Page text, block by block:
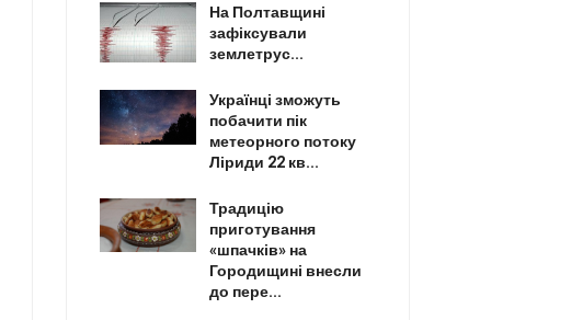
На Полтавщині
зафіксували
землетрус...
Українці зможуть
побачити пік
метеорного потоку
Ліриди 22 кв...
Традицію
приготування
«шпачків» на
Городищині внесли
до пере...